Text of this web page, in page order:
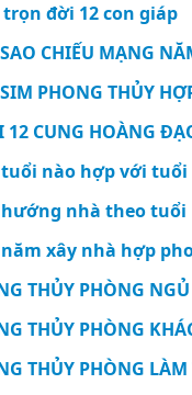
trọn đời 12 con giáp
CHIẾU MẠNG
PHONG THỦY
12 CUNG HOÀNG
nào hợp với tuổi
nhà theo tuổi
xây nhà hợp
THỦY PHÒNG NGỦ
THỦY PHÒNG
THỦY PHÒNG LÀM